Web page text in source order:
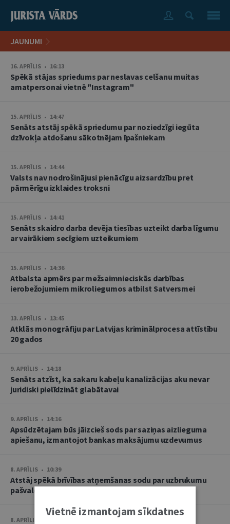
JAUNUMI
16. APRĪLIS • 16:13
Spēkā stājas spriedums par neslavas celšanu muitas
amatpersonai vietnē "Instagram"
15. APRĪLIS • 14:47
Senāts atstāj spēkā spriedumu par noziedzīgi iegūta
dzīvokļa atdošanu sākotnējam īpašniekam
15. APRĪLIS • 14:44
Valsts nav nodrošinājusi pienācīgu aizsardzību pret
pārmērīgu izklaides troksni
15. APRĪLIS • 14:41
Senāts skaidro darba devēja tiesības uzteikt darba līgumu
ar vairākiem secīgiem uzteikumiem
15. APRĪLIS • 14:36
Atbalsta apmērs par mežsaimnieciskās darbības
ierobežojumiem mikroliegumos atbilst Satversmei
13. APRĪLIS • 13:45
Atklās monogrāfiju par Latvijas kriminālprocesa attīstību
20 gados
9. APRĪLIS • 14:18
Senāts atzīst, ka sakaru kabeļu kanalizācijas aku nevar
juridiski pielīdzināt glabātavai
9. APRĪLIS • 14:16
Apsūdzētajam būs jāizcieš sods par saziņas aizlieguma
apiešanu, izmantojot bankas maksājumu uzdevumus
8. APRĪLIS • 10:39
Atstāj spēkā brīvības atņemšanas sodu par uzbrukumu
pašvaldības policistiem
8. APRĪLIS • 10:11
Vietnē izmantojam sīkdatnes